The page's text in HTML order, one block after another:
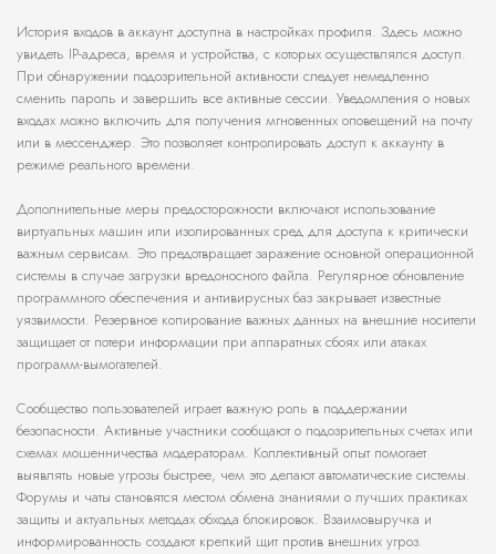
История входов в аккаунт доступна в настройках профиля. Здесь можно
увидеть IP-адреса, время и устройства, с которых осуществлялся доступ.
При обнаружении подозрительной активности следует немедленно
сменить пароль и завершить все активные сессии. Уведомления о новых
входах можно включить для получения мгновенных оповещений на почту
или в мессенджер. Это позволяет контролировать доступ к аккаунту в
режиме реального времени.
Дополнительные меры предосторожности включают использование
виртуальных машин или изолированных сред для доступа к критически
важным сервисам. Это предотвращает заражение основной операционной
системы в случае загрузки вредоносного файла. Регулярное обновление
программного обеспечения и антивирусных баз закрывает известные
уязвимости. Резервное копирование важных данных на внешние носители
защищает от потери информации при аппаратных сбоях или атаках
программ-вымогателей.
Сообщество пользователей играет важную роль в поддержании
безопасности. Активные участники сообщают о подозрительных счетах или
схемах мошенничества модераторам. Коллективный опыт помогает
выявлять новые угрозы быстрее, чем это делают автоматические системы.
Форумы и чаты становятся местом обмена знаниями о лучших практиках
защиты и актуальных методах обхода блокировок. Взаимовыручка и
информированность создают крепкий щит против внешних угроз.